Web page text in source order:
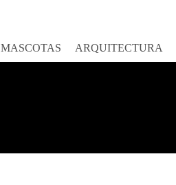
MASCOTAS ARQUITECTURA